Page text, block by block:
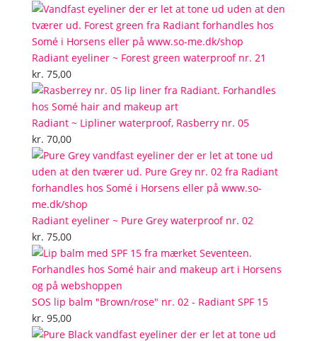
Radiant eyeliner ~ Forest green waterproof nr. 21
kr. 75,00
Radiant ~ Lipliner waterproof, Rasberry nr. 05
kr. 70,00
Radiant eyeliner ~ Pure Grey waterproof nr. 02
kr. 75,00
SOS lip balm "Brown/rose" nr. 02 - Radiant SPF 15
kr. 95,00